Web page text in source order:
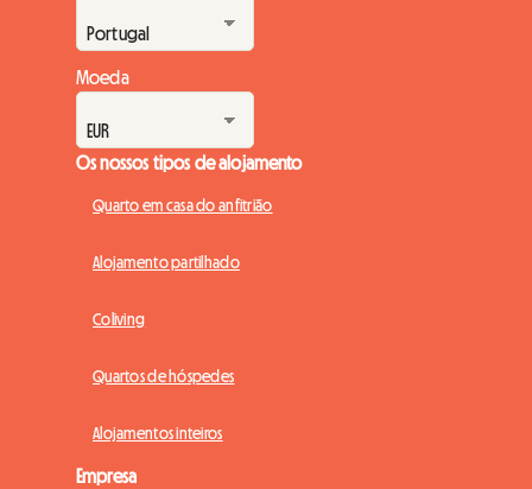
Moeda
Os nossos tipos de alojamento
Quarto em casa do anfitrião
Alojamento partilhado
Coliving
Quartos de hóspedes
Alojamentos inteiros
Empresa